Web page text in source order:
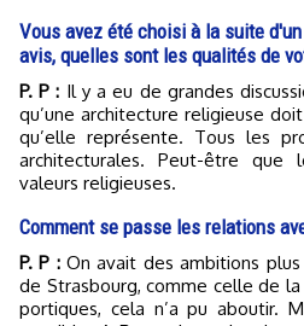
Vous avez été choisi à la suite
avis, quelles sont les qualités de
P. P : Il y a eu de grandes
qu’une architecture religieuse
qu’elle représente. Tous les
architecturales. Peut-être
valeurs religieuses.
Comment se passe les relations
P. P :On avait des ambitions
de Strasbourg, comme celle de
portiques, cela n’a pu aboutir.